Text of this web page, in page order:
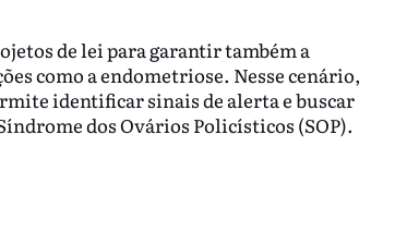
de lei para garantir também a
como a endometriose. Nesse cenário,
identificar sinais de alerta e buscar
dos Ovários Policísticos (SOP).